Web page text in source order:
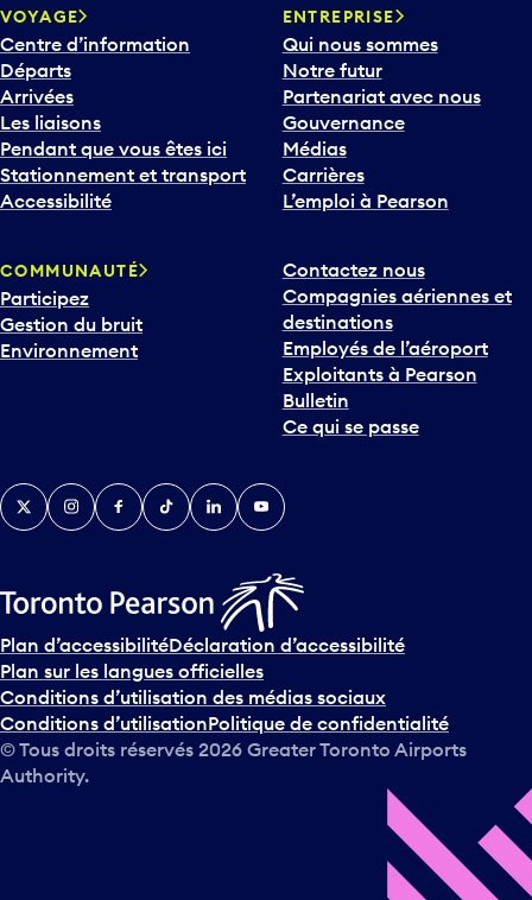
v
e
r
s
l
e
b
a
o
u
r
i
v
e
n
s
u
r
l
e
c
a
VOYAGE
Centre d’information
Départs
Arrivées
Les liaisons
Pendant que vous êtes ici
Stationnement et transport
Accessibilité
ENTREPRISE
Qui nous sommes
Notre futur
Partenariat avec nous
Gouvernance
Médias
Carrières
L’emploi à Pearson
COMMUNAUTÉ
Participez
Gestion du bruit
Environnement
Contactez nous
Compagnies aériennes et
destinations
Employés de l’aéroport
Exploitants à Pearson
Bulletin
Ce qui se passe
TwitterInstagramFacebook
TikTokLinkedInYouTube
Plan d’accessibilitéDéclaration d’accessibilité
Plan sur les langues officielles
Conditions d’utilisation des médias sociaux
Conditions d’utilisationPolitique de confidentialité
© Tous droits réservés 2026 Greater Toronto Airports
Authority.